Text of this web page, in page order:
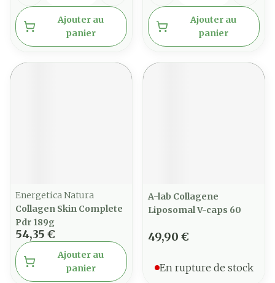
Ajouter au
panier
Ajouter au
panier
Energetica Natura
Collagen Skin Complete
Pdr 189g
54,35 €
Ajouter au
panier
A-lab Collagene
Liposomal V-caps 60
49,90 €
En rupture de stock